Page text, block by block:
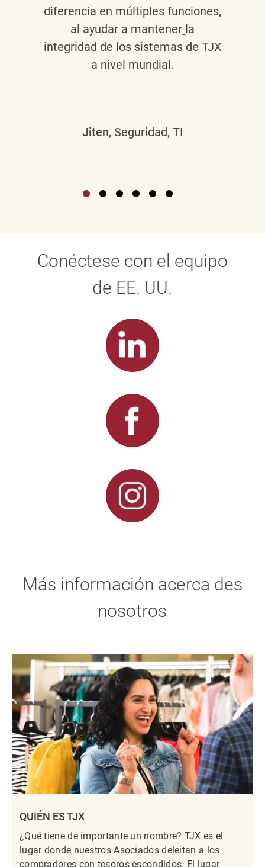
diferencia en múltiples funciones,
al ayudar a mantener la
integridad de los sistemas de TJX
a nivel mundial.
Jiten, Seguridad, TI
Conéctese con el equipo
de EE. UU.
Más información acerca des
nosotros
QUIÉN ES TJX
¿Qué tiene de importante un nombre? TJX es el
lugar donde nuestros Asociados deleitan a los
compradores con tesoros escondidos. El lugar